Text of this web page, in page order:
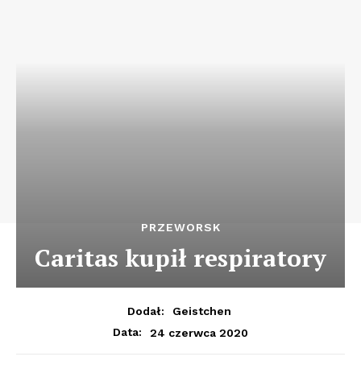
PRZEWORSK
Caritas kupił respiratory
Dodał:
Geistchen
Data:
24 czerwca 2020